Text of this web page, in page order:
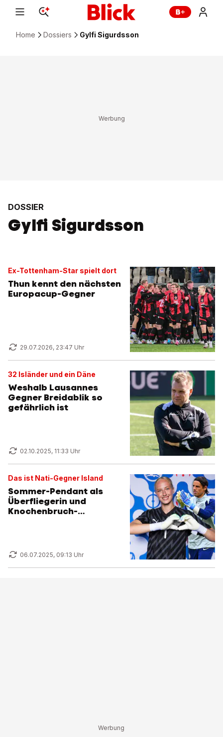
Home Dossiers Gylfi Sigurdsson
DOSSIER
Gylfi Sigurdsson
Ex-Tottenham-Star spielt dort
Thun kennt den nächsten
Europacup-Gegner
29.07.2026, 23:47 Uhr
32 Isländer und ein Däne
Weshalb Lausannes
Gegner Breidablik so
gefährlich ist
02.10.2025, 11:33 Uhr
Das ist Nati-Gegner Island
Sommer-Pendant als
Überfliegerin und
Knochenbruch-
06.07.2025, 09:13 Uhr